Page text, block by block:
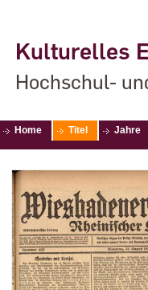
Kulturelles
Hochschul-
Home Titel Jahre